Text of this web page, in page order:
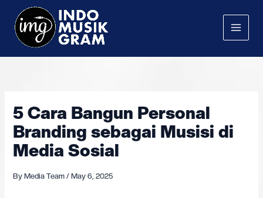
content
5 Cara Bangun Personal
Branding sebagai Musisi di
Media Sosial
ByMedia Team/May 6, 2025